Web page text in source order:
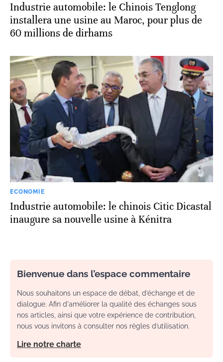
Industrie automobile: le Chinois Tenglong
installera une usine au Maroc, pour plus de
60 millions de dirhams
ECONOMIE
Industrie automobile: le chinois Citic Dicastal
inaugure sa nouvelle usine à Kénitra
Bienvenue dans l’espace commentaire
Nous souhaitons un espace de débat, d’échange et de
dialogue. Afin d'améliorer la qualité des échanges sous
nos articles, ainsi que votre expérience de contribution,
nous vous invitons à consulter nos règles d’utilisation.
Lire notre charte